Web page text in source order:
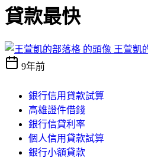
貸款最快
王萱凱
9年前
銀行信用貸款試算
高雄證件借錢
銀行信貸利率
個人信用貸款試算
銀行小額貸款